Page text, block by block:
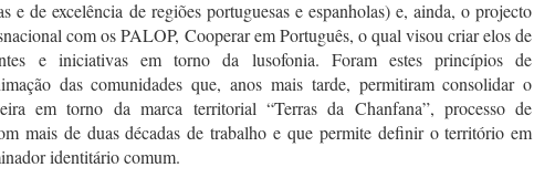
e de excelência de regiões portuguesas e espanholas) e, ainda, o projecto
com os PALOP, Cooperar em Português, o qual visou criar elos de
e iniciativas em torno da lusofonia. Foram estes princípios de
das comunidades que, anos mais tarde, permitiram consolidar o
em torno da marca territorial “Terras da Chanfana”, processo de
mais de duas décadas de trabalho e que permite definir o território em
identitário comum.